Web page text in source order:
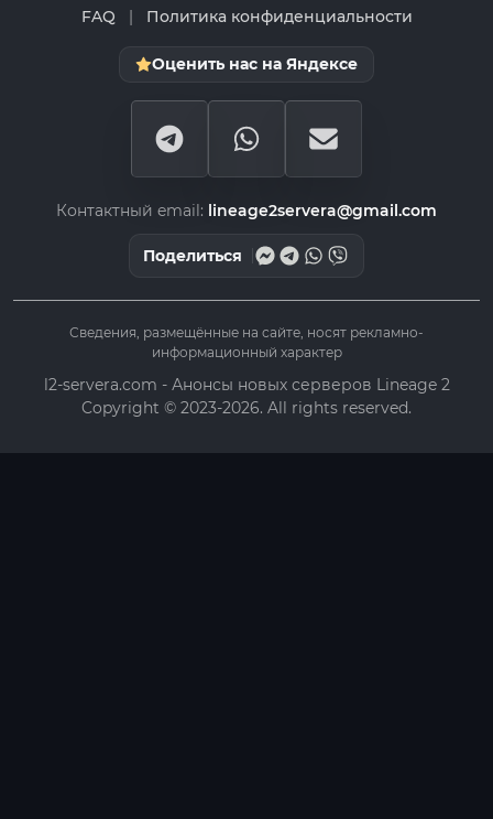
FAQ | Политика конфиденциальности
Оценить нас на Яндексе
Контактный email: lineage2servera@gmail.com
Поделиться
Сведения, размещённые на сайте, носят рекламно-
информационный характер
l2-servera.com - Анонсы новых серверов Lineage 2
Copyright © 2023-2026. All rights reserved.